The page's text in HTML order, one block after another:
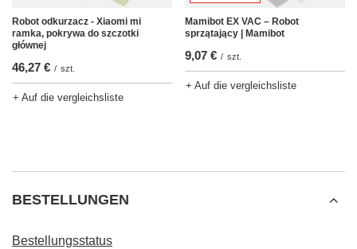
Robot odkurzacz - Xiaomi mi
ramka, pokrywa do szczotki
głównej
46,27 € / szt.
+ Auf die vergleichsliste
Mamibot EX VAC – Robot
sprzątający | Mamibot
9,07 € / szt.
+ Auf die vergleichsliste
BESTELLUNGEN
Bestellungsstatus